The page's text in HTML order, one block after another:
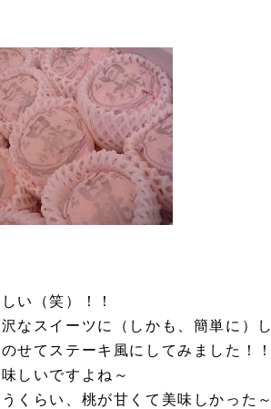
い（笑）！！
なスイーツに（しかも、簡単に）
せてステーキ風にしてみました！！
しいですよね～
くらい、桃が甘くて美味しかった～